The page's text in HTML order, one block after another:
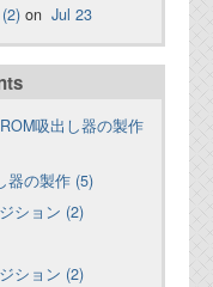
on Jul 23
吸出し器の製作
器の製作 (5)
ション (2)
ション (2)